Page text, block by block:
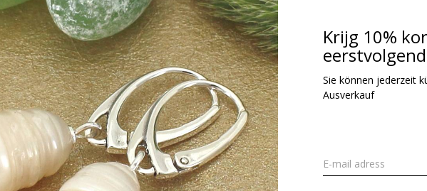
Krijg 10%
Sie können jederzeit
Ausverkauf
Gesehen 1 der 1